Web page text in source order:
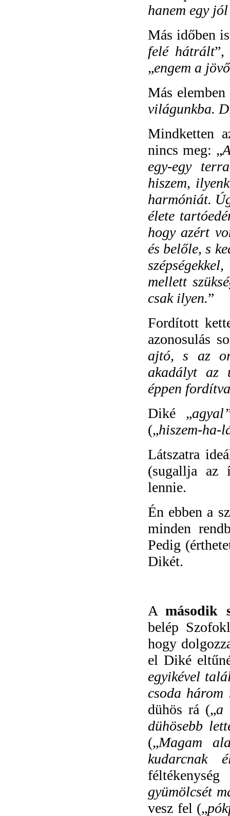
hanem egy
Más időben
felé hátrált”,
„engem a
Más
világunkba.
Mindketten
nincs meg: „
egy-egy
hiszem,
harmóniát.
élete
hogy azért
és belőle, s
mellett
csak ilyen.”
Fordított
azonosulás
ajtó, s az
akadályt az
éppen
Diké „
(„hiszem-ha-
Látszatra
(sugallja az
lennie.
Én ebben a
minden
Pedig
Dikét.
Amásodik
belép
hogy
el Diké
egyikével
csoda
dühös rá („a
dühösebb
(„Magam
kudarcnak
gyümölcsét
vesz fel („